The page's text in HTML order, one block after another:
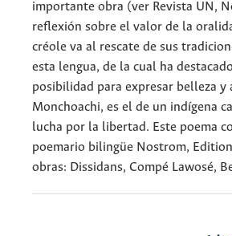
importante obra (ver Revista UN,
reflexión sobre el valor de la
créole va al rescate de sus
esta lengua, de la cual ha
posibilidad para expresar belleza
Monchoachi, es el de un indígena
lucha por la libertad. Este poema
poemario bilingüe Nostrom,
obras: Dissidans, Compé Lawosé,